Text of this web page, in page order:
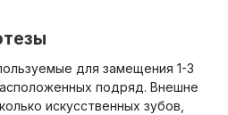
для замещения 1-3
подряд. Внешне
искусственных зубов,